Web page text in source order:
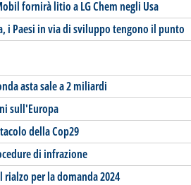
fornirà litio a LG Chem negli Usa
i Paesi in via di sviluppo tengono il punto
asta sale a 2 miliardi
sull'Europa
della Cop29
di infrazione
rialzo per la domanda 2024